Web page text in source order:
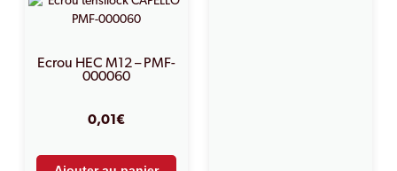
Ecrou HEC M12 – PMF-
000060
0,01€